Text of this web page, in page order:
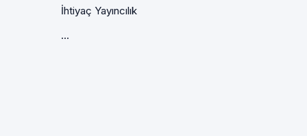
İhtiyaç Yayıncılık
...